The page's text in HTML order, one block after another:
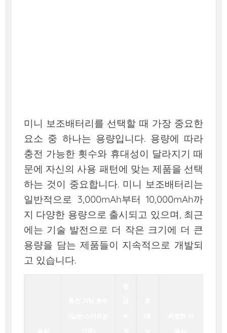
미니 보조배터리를 선택할 때 가장 중요한
요소 중 하나는 용량입니다. 용량에 따라
충전 가능한 횟수와 휴대성이 달라지기 때
문에 자신의 사용 패턴에 맞는 제품을 선택
하는 것이 중요합니다. 미니 보조배터리는
일반적으로 3,000mAh부터 10,000mAh까
지 다양한 용량으로 출시되고 있으며, 최근
에는 기술 발전으로 더 작은 크기에 더 큰
용량을 담는 제품들이 지속적으로 개발되
고 있습니다.